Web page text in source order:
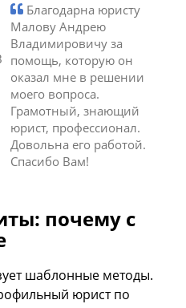
Благодарна юристу
Малову Андрею
Владимировичу за
помощь, которую он
оказал мне в решении
моего вопроса.
Грамотный, знающий
юрист, профессионал.
Довольна его работой.
Спасибо Вам!
почему с
шаблонные методы.
юрист по